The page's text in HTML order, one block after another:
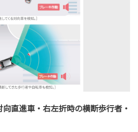
向直進車・右左折時の横断歩行者・